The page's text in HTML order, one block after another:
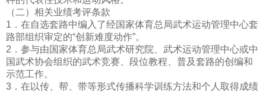
（二）相关业绩考评条款
1．在自选套路中编入了经国家体育总局武术运动管理中心套
路部组织审定的“创新难度动作”。
2．参与由国家体育总局武术研究院、武术运动管理中心或中
国武术协会组织的武术竞赛、段位教程、普及套路的创编和
示范工作。
3．在以传、帮、带等形式传播科学训练方法和个人取得成绩